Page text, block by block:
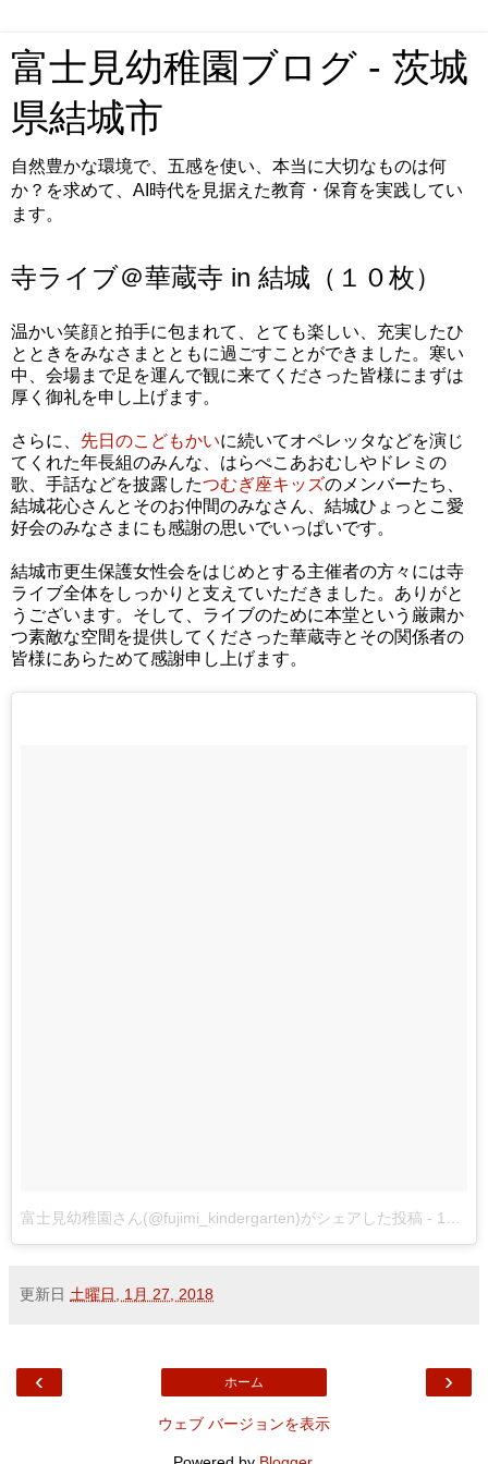
富士見幼稚園ブログ - 茨城
県結城市
自然豊かな環境で、五感を使い、本当に大切なものは何
か？を求めて、AI時代を見据えた教育・保育を実践してい
ます。
寺ライブ＠華蔵寺 in 結城（１０枚）
温かい笑顔と拍手に包まれて、とても楽しい、充実したひ
とときをみなさまとともに過ごすことができました。寒い
中、会場まで足を運んで観に来てくださった皆様にまずは
厚く御礼を申し上げます。
さらに、 先日のこどもかいに続いてオペレッタなどを演じ
てくれた年長組のみんな、はらぺこあおむしやドレミの
歌、手話などを披露したつむぎ座キッズのメンバーたち、
結城花心さんとそのお仲間のみなさん、結城ひょっとこ愛
好会のみなさまにも感謝の思いでいっぱいです。
結城市更生保護女性会をはじめとする主催者の方々には寺
ライブ全体をしっかりと支えていただきました。ありがと
うございます。そして、ライブのために本堂という厳粛か
つ素敵な空間を提供してくださった華蔵寺とその関係者の
皆様にあらためて感謝申し上げます。
富士見幼稚園さん(@fujimi_kindergarten)がシェアした投稿 - 1月 27, 2018 at 1:51午前 PST
更新日 土曜日, 1月 27, 2018
‹ ›
ホーム
ウェブ バージョンを表示